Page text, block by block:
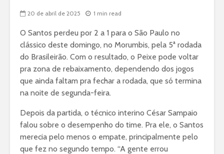
20 de abril de 2025 1 min read
O Santos perdeu por 2 a 1 para o São Paulo no
clássico deste domingo, no Morumbis, pela 5ª rodada
do Brasileirão. Com o resultado, o Peixe pode voltar
pra zona de rebaixamento, dependendo dos jogos
que ainda faltam pra fechar a rodada, que só termina
na noite de segunda-feira.
Depois da partida, o técnico interino César Sampaio
falou sobre o desempenho do time. Pra ele, o Santos
merecia pelo menos o empate, principalmente pelo
que fez no segundo tempo. “A gente errou